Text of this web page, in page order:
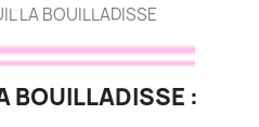
LA BOUILLADISSE
: